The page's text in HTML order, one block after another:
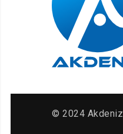
© 2024 Akdeniz